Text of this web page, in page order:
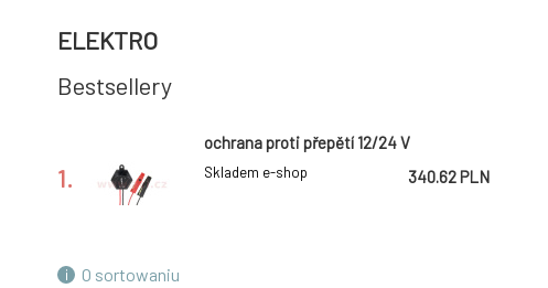
ELEKTRO
Bestsellery
1.
ochrana proti přepětí 12/24 V
Skladem e-shop 340.62 PLN
O sortowaniu